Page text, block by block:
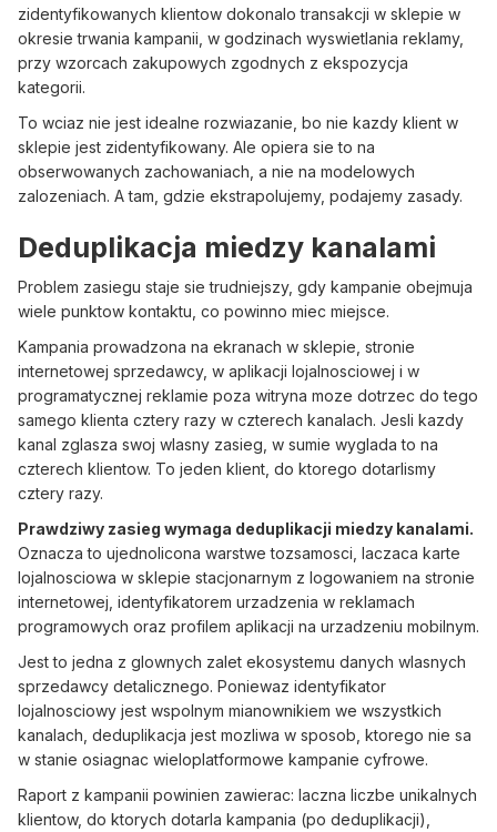
zidentyfikowanych klientow dokonalo transakcji w sklepie w
okresie trwania kampanii, w godzinach wyswietlania reklamy,
przy wzorcach zakupowych zgodnych z ekspozycja
kategorii.
To wciaz nie jest idealne rozwiazanie, bo nie kazdy klient w
sklepie jest zidentyfikowany. Ale opiera sie to na
obserwowanych zachowaniach, a nie na modelowych
zalozeniach. A tam, gdzie ekstrapolujemy, podajemy zasady.
Deduplikacja miedzy kanalami
Problem zasiegu staje sie trudniejszy, gdy kampanie obejmuja
wiele punktow kontaktu, co powinno miec miejsce.
Kampania prowadzona na ekranach w sklepie, stronie
internetowej sprzedawcy, w aplikacji lojalnosciowej i w
programatycznej reklamie poza witryna moze dotrzec do tego
samego klienta cztery razy w czterech kanalach. Jesli kazdy
kanal zglasza swoj wlasny zasieg, w sumie wyglada to na
czterech klientow. To jeden klient, do ktorego dotarlismy
cztery razy.
Prawdziwy zasieg wymaga deduplikacji miedzy kanalami.
Oznacza to ujednolicona warstwe tozsamosci, laczaca karte
lojalnosciowa w sklepie stacjonarnym z logowaniem na stronie
internetowej, identyfikatorem urzadzenia w reklamach
programowych oraz profilem aplikacji na urzadzeniu mobilnym.
Jest to jedna z glownych zalet ekosystemu danych wlasnych
sprzedawcy detalicznego. Poniewaz identyfikator
lojalnosciowy jest wspolnym mianownikiem we wszystkich
kanalach, deduplikacja jest mozliwa w sposob, ktorego nie sa
w stanie osiagnac wieloplatformowe kampanie cyfrowe.
Raport z kampanii powinien zawierac: laczna liczbe unikalnych
klientow, do ktorych dotarla kampania (po deduplikacji),